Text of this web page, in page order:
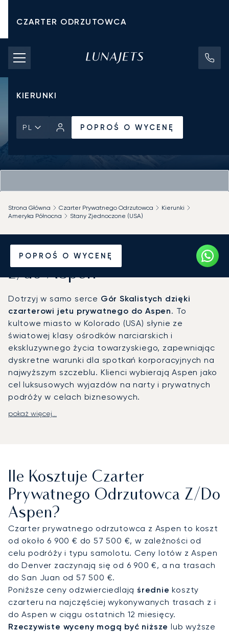
CZARTER ODRZUTOWCA
KOSZTY CZARTERU
PRYWATNE ODRZUTOWCE
KIERUNKI
PL POPROŚ O WYCENĘ
POPROŚ O WYCENĘ
Strona Główna Czarter Prywatnego Odrzutowca
Kierunki
Ameryka Północna
Stany Zjednoczone (USA)
Wynajmij jet prywatny
z/do Aspen
Dotrzyj w samo serce Gór Skalistych dzięki
czarterowi jetu prywatnego do Aspen. To
kultowe miasto w Kolorado (USA) słynie ze
światowej klasy ośrodków narciarskich i
ekskluzywnego życia towarzyskiego, zapewniając
dyskretne warunki dla spotkań korporacyjnych na
najwyższym szczeblu. Klienci wybierają Aspen jako
cel luksusowych wyjazdów na narty i prywatnych
podróży w celach biznesowych.
Państwa podróż z
prywatności. Skrupulatnie dbamy o każdy
szczegół, gwarantując, że na miejscu wylądują
Państwo wypoczęci i gotowi na niezapomniane
chwile w stylu ski-in/ski-out w The Little Nell.
LunaJets posiada udokumentowane
doświadczenie w organizacji lotów na lotniska
uchodzące za wyjątkowo wymagające. Ta
specjalistyczna wiedza jest kluczowa przy
obsłudze skomplikowanych, wysoko położonych
destynacji, dzięki czemu Państwa przylot do
Aspen zostanie zrealizowany z najwyższą precyzją
i pełnym poczuciem bezpieczeństwa.
pokaż więcej...
Ile Kosztuje Czarter
Prywatnego Odrzutowca Z/do
Aspen?
Czarter prywatnego odrzutowca z Aspen to koszt
od około 6 900 € do 57 500 €, w zależności od
celu podróży i typu samolotu. Ceny lotów z Aspen
do Denver zaczynają się od 6 900 €, a na trasach
do San Juan od 57 500 €.
Poniższe ceny odzwierciedlają średnie koszty
czarteru na najczęściej wykonywanych trasach z i
do Aspen w ciągu ostatnich 12 miesięcy.
Rzeczywiste wyceny mogą być niższe lub wyższe